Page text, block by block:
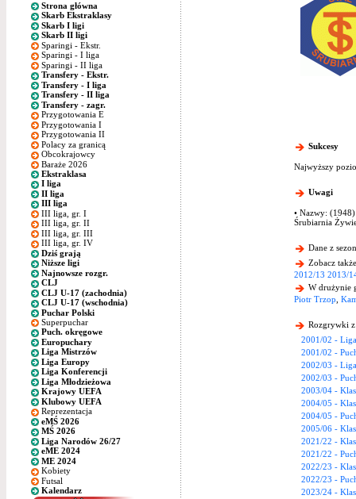
Strona główna
Skarb Ekstraklasy
Skarb I ligi
Skarb II ligi
Sparingi - Ekstr.
Sparingi - I liga
Sparingi - II liga
Transfery - Ekstr.
Transfery - I liga
Transfery - II liga
Transfery - zagr.
Przygotowania E
Przygotowania I
Przygotowania II
Polacy za granicą
Obcokrajowcy
Baraże 2026
Ekstraklasa
I liga
II liga
III liga
III liga, gr. I
III liga, gr. II
III liga, gr. III
III liga, gr. IV
Dziś grają
Niższe ligi
Najnowsze rozgr.
CLJ
CLJ U-17 (zachodnia)
CLJ U-17 (wschodnia)
Puchar Polski
Superpuchar
Puch. okręgowe
Europuchary
Liga Mistrzów
Liga Europy
Liga Konferencji
Liga Młodzieżowa
Krajowy UEFA
Klubowy UEFA
Reprezentacja
eMŚ 2026
MŚ 2026
Liga Narodów 26/27
eME 2024
ME 2024
Kobiety
Futsal
Kalendarz
Sukcesy
Najwyższy
Uwagi
• Nazwy:
Śrubiarnia
Dane z
Zobacz
2012/13 2013/
W drużynie
Piotr Trzop
Rozgrywki z
2001/02 -
2001/02 -
2002/03 -
2002/03 -
2003/04 -
2004/05 -
2004/05 -
2005/06 -
2021/22 -
2021/22 -
2022/23 -
2022/23 -
2023/24 -